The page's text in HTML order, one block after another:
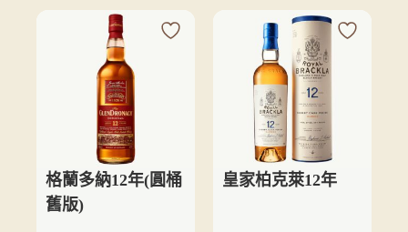
格蘭多納12年(圓桶
舊版)
皇家柏克萊12年